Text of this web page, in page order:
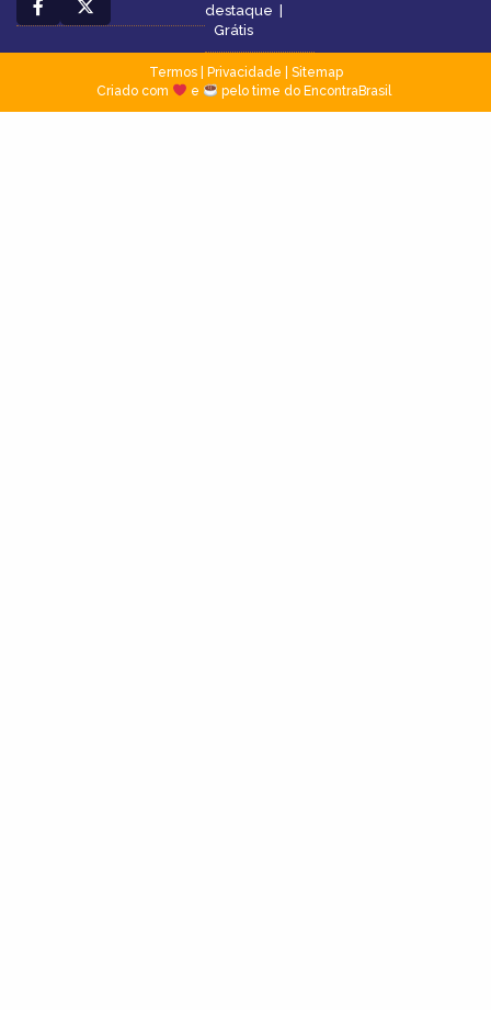
destaque |
Grátis
Termos| Privacidade
Sitemap
Criado com
e pelo time do EncontraBrasil